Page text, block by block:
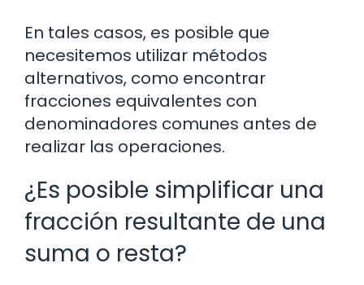
En tales casos, es posible que
necesitemos utilizar métodos
alternativos, como encontrar
fracciones equivalentes con
denominadores comunes antes de
realizar las operaciones.
¿Es posible simplificar una
fracción resultante de una
suma o resta?